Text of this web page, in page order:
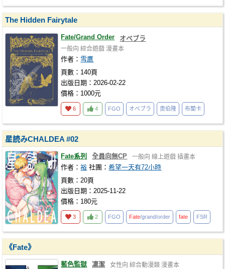
The Hidden Fairytale
Fate/Grand Order オベブラ
一般向 綜合遊戲 漫畫本
作者： 雪鷹
頁數：140頁
出版日期：2026-02-22
價格：1000元
6 4 FGO オベブラ 奧伯隆 布蘭卡
星読みCHALDEA #02
Fate系列 全員向無CP 一般向 線上遊戲 插畫本
作者：裕 社團：希望一天有72小時
頁數：20頁
出版日期：2025-11-22
價格：180元
3 2 FGO Fate/grand/order fate FSR
《Fate》
藍色監獄 凜潔 女性向 綜合動漫類 漫畫本